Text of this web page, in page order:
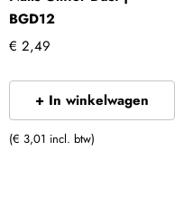
BGD12
€ 2,49
+ In winkelwagen
(€ 3,01 incl. btw)